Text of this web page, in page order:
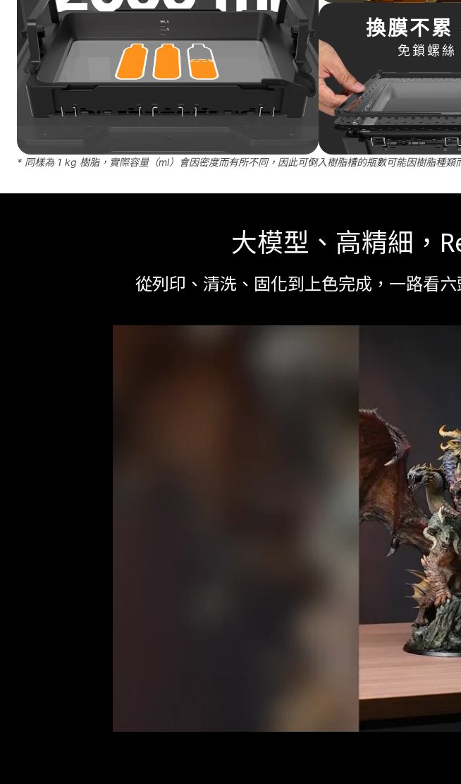
換膜不
免鎖螺絲
* 同樣為 1 kg 樹脂，實際容量（ml）會因密度而有所不同，因此可倒入樹脂槽的瓶數可能因樹脂種
大模型、高精細，
從列印、清洗、固化到上色完成，一路看